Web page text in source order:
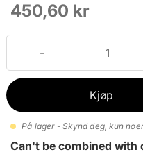
450,60 kr
Kjøp
På lager - Skynd deg, kun
Can't be combined with